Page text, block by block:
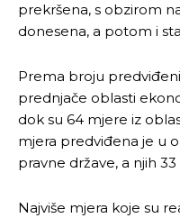
prekršena, s obzirom
donesena, a potom i
Prema broju
prednjače oblasti
dok su 64 mjere iz
mjera predviđena je u
pravne države, a njih
Najviše mjera koje su